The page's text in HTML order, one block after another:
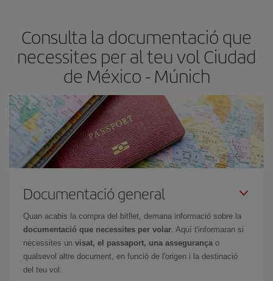
Consulta la documentació que
necessites per al teu vol Ciudad
de México - Múnich
Documentació general
Quan acabis la compra del bitllet, demana informació sobre la
documentació que necessites per volar. Aquí t'informaran si
necessites un visat, el passaport, una assegurança o
qualsevol altre document, en funció de l'origen i la destinació
del teu vol.